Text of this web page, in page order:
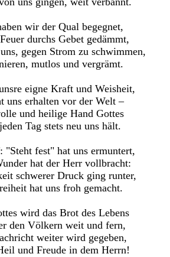
wir der Qual begegnet,
durchs Gebet gedämmt,
gegen Strom zu schwimmen,
mutlos und vergrämt.
eigne Kraft und Weisheit,
uns erhalten vor der Welt –
und heilige Hand Gottes
Tag stets neu uns hält.
"Steht fest" hat uns ermuntert,
hat der Herr vollbracht:
schwerer Druck ging runter,
hat uns froh gemacht.
wird das Brot des Lebens
den Völkern weit und fern,
weiter wird gegeben,
und Freude in dem Herrn!